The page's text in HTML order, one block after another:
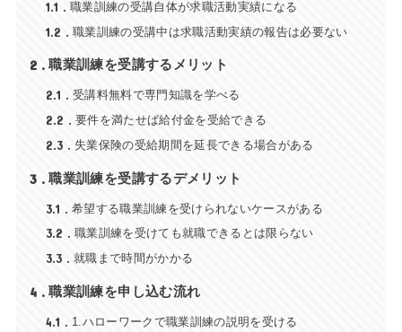
1.1 職業訓練の受講自体が求職活動実績になる
1.2 職業訓練の受講中は求職活動実績の報告は必要ない
2 職業訓練を受講するメリット
2.1 受講料無料で専門知識を学べる
2.2 要件を満たせば給付金を受給できる
2.3 失業保険の受給期間を延長できる場合がある
3 職業訓練を受講するデメリット
3.1 希望する職業訓練を受けられないケースがある
3.2 職業訓練を受けても就職できるとは限らない
3.3 就職まで時間がかかる
4 職業訓練を申し込む流れ
4.1 1.ハローワークで職業訓練の説明を受ける